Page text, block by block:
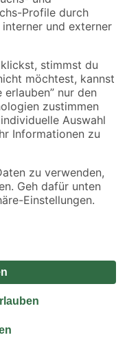
Angebote sind unter
Verfügbarkeiten beziehen
mit Speditionsversand, hier
Vertrag widerrufen